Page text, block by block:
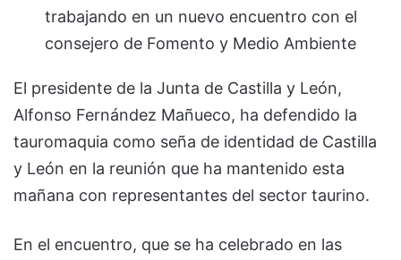
trabajando en un nuevo encuentro con el
consejero de Fomento y Medio Ambiente
El presidente de la Junta de Castilla y León,
Alfonso Fernández Mañueco, ha defendido la
tauromaquia como seña de identidad de Castilla
y León en la reunión que ha mantenido esta
mañana con representantes del sector taurino.
En el encuentro, que se ha celebrado en las